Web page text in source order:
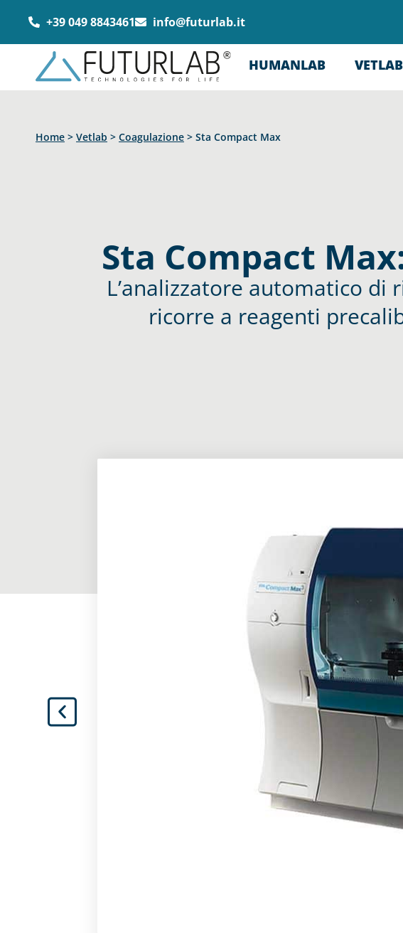
+39 049 8843461 info@futurlab.it
HUMANLAB VETLAB
Home > Vetlab > Coagulazione > Sta Compact Max
Sta Compact
L’analizzatore automatico
ricorre a reagenti